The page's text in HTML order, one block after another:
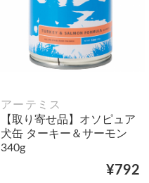
アーテミス
【取り寄せ品】オソピュア
犬缶 ターキー＆サーモン
340g
¥792